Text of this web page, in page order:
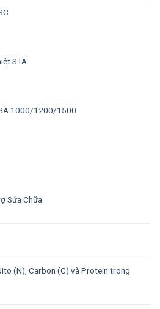
STA
1000/1200/1500
Sửa Chữa
(N), Carbon (C) và Protein trong